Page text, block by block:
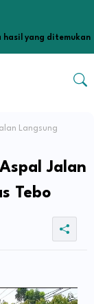
hasil yang ditemukan
Langsung
Jalan
Tebo